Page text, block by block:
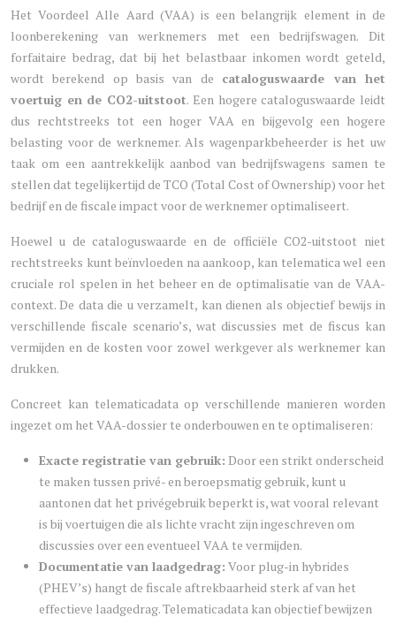
Het Voordeel Alle Aard (VAA) is een belangrijk element in de
loonberekening van werknemers met een bedrijfswagen. Dit
forfaitaire bedrag, dat bij het belastbaar inkomen wordt geteld,
wordt berekend op basis van de cataloguswaarde van het
voertuig en de CO2-uitstoot. Een hogere cataloguswaarde leidt
dus rechtstreeks tot een hoger VAA en bijgevolg een hogere
belasting voor de werknemer. Als wagenparkbeheerder is het uw
taak om een aantrekkelijk aanbod van bedrijfswagens samen te
stellen dat tegelijkertijd de TCO (Total Cost of Ownership) voor het
bedrijf en de fiscale impact voor de werknemer optimaliseert.
Hoewel u de cataloguswaarde en de officiële CO2-uitstoot niet
rechtstreeks kunt beïnvloeden na aankoop, kan telematica wel een
cruciale rol spelen in het beheer en de optimalisatie van de VAA-
context. De data die u verzamelt, kan dienen als objectief bewijs in
verschillende fiscale scenario’s, wat discussies met de fiscus kan
vermijden en de kosten voor zowel werkgever als werknemer kan
drukken.
Concreet kan telematicadata op verschillende manieren worden
ingezet om het VAA-dossier te onderbouwen en te optimaliseren:
Exacte registratie van gebruik: Door een strikt onderscheid
te maken tussen privé- en beroepsmatig gebruik, kunt u
aantonen dat het privégebruik beperkt is, wat vooral relevant
is bij voertuigen die als lichte vracht zijn ingeschreven om
discussies over een eventueel VAA te vermijden.
Documentatie van laadgedrag: Voor plug-in hybrides
(PHEV’s) hangt de fiscale aftrekbaarheid sterk af van het
effectieve laadgedrag. Telematicadata kan objectief bewijzen